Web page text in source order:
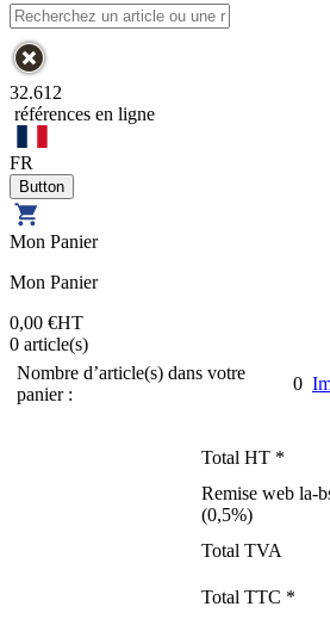
32.612
références en ligne
FR
Mon Panier
Mon Panier
0,00 €HT
0 article(s)
Nombre d’article(s) dans votre
panier :
0
Total HT *
Remise web la-
(0,5%)
Total TVA
Total TTC *